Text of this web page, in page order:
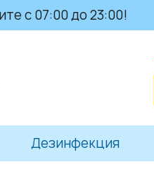
с 07:00 до 23:00!
Дезинфекция